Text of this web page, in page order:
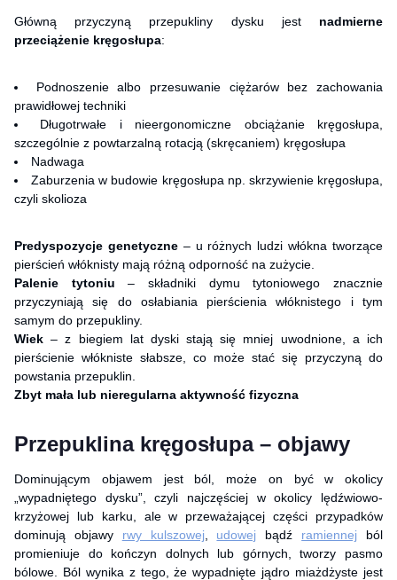
Główną przyczyną przepukliny dysku jestnadmierne
przeciążenie kręgosłupa:
Podnoszenie albo przesuwanie ciężarów bez zachowania
prawidłowej techniki
Długotrwałe i nieergonomiczne obciążanie kręgosłupa,
szczególnie z powtarzalną rotacją (skręcaniem) kręgosłupa
Nadwaga
Zaburzenia w budowie kręgosłupa np. skrzywienie kręgosłupa,
czyli skolioza
Predyspozycje genetyczne– u różnych ludzi włókna tworzące
pierścień włóknisty mają różną odporność na zużycie.
Palenie tytoniu – składniki dymu tytoniowego znacznie
przyczyniają się do osłabiania pierścienia włóknistego i tym
samym do przepukliny.
Wiek – z biegiem lat dyski stają się mniej uwodnione, a ich
pierścienie włókniste słabsze, co może stać się przyczyną do
powstania przepuklin.
Zbyt mała lub nieregularna aktywność fizyczna
Przepuklina kręgosłupa – objawy
Dominującym objawem jest ból, może on być w okolicy
„wypadniętego dysku”, czyli najczęściej w okolicy lędźwiowo-
krzyżowej lub karku, ale w przeważającej części przypadków
dominują objawy rwy kulszowej, udowej bądź ramiennej ból
promieniuje do kończyn dolnych lub górnych, tworzy pasmo
bólowe. Ból wynika z tego, że wypadnięte jądro miażdżyste jest